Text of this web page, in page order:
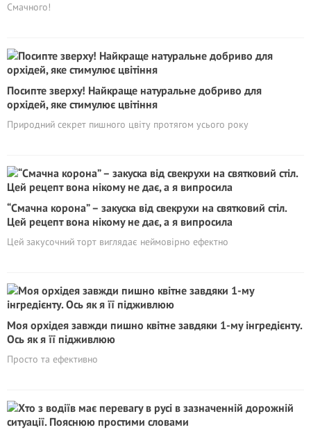
Смачного!
Посипте зверху! Найкраще натуральне добриво для
орхідей, яке стимулює цвітіння
Природний секрет пишного цвіту протягом усього року
“Смачна кopoна” – закуска від свекрухи на святковий стіл.
Цей рецепт вона нікому не дає, а я випросила
Цей закусочний торт виглядає неймовірно ефектно
Моя орхідея завжди пишно квітне завдяки 1-му інгредієнту.
Ось як я її підживлюю
Просто та ефективно